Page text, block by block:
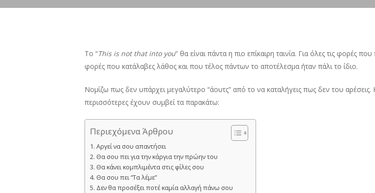
Το “This is not that into you” θα είναι πάντα η πιο επίκαιρη ταινία. Για όλες τις φορές
φορές που κατάλαβες λάθος και που τέλος πάντων το αποτέλεσμα ήταν πάλι το ίδιο.
Νομίζω πως δεν υπάρχει μεγαλύτερο “άουτς” από το να καταλήγεις πως δεν του
περισσότερες έχουν συμβεί τα παρακάτω:
Περιεχόμενα Άρθρου
Αργεί να σου απαντήσει
Θα σου πει για την κάργια την πρώην του
Θα κάνει κομπλιμέντα στις φίλες σου
Θα σου πει “Τα λέμε”
Δεν θα προσέξει ποτέ καμία αλλαγή πάνω σου